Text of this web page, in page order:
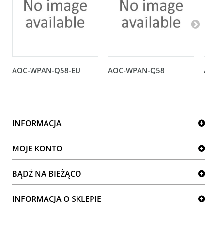
AOC-WPAN-Q58-EU AOC-WPAN-Q58
INFORMACJA
MOJE KONTO
BĄDŹ NA BIEŻĄCO
INFORMACJA O SKLEPIE